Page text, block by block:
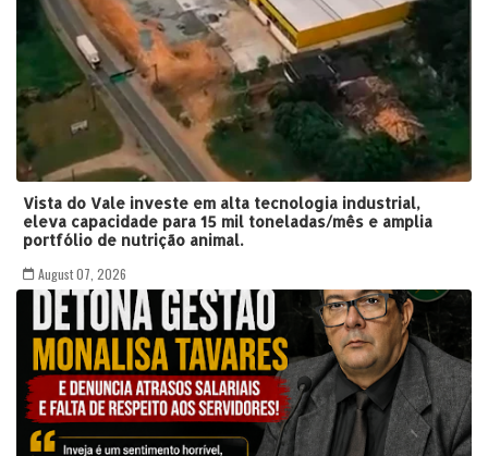
Vista do Vale investe em alta tecnologia industrial,
eleva capacidade para 15 mil toneladas/mês e amplia
portfólio de nutrição animal.
August 07, 2026